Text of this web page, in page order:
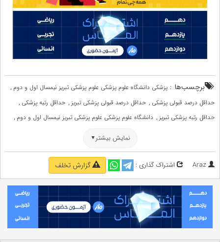
برچسب‌ها : پزشکی دانشگاه علوم پزشکی علوم پزشکی تبریز نیمسال اول و دوم ,
حداقل درصد قبولی پزشکی , حداقل درصد قبولی پزشکی تبریز , حداقل رتبه پزشکی ,
حداقل رتبه پزشکی تبریز , دانشگاه علوم پزشکی علوم پزشکی تبریز نیمسال اول و دوم ,
نمایش بیشتر
Araz اشتراک گذاری : گزارش تخلف